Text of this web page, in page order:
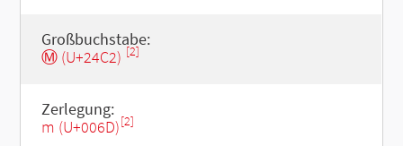
Großbuchstabe:
Ⓜ (U+24C2) [2]
Zerlegung:
m (U+006D)[2]